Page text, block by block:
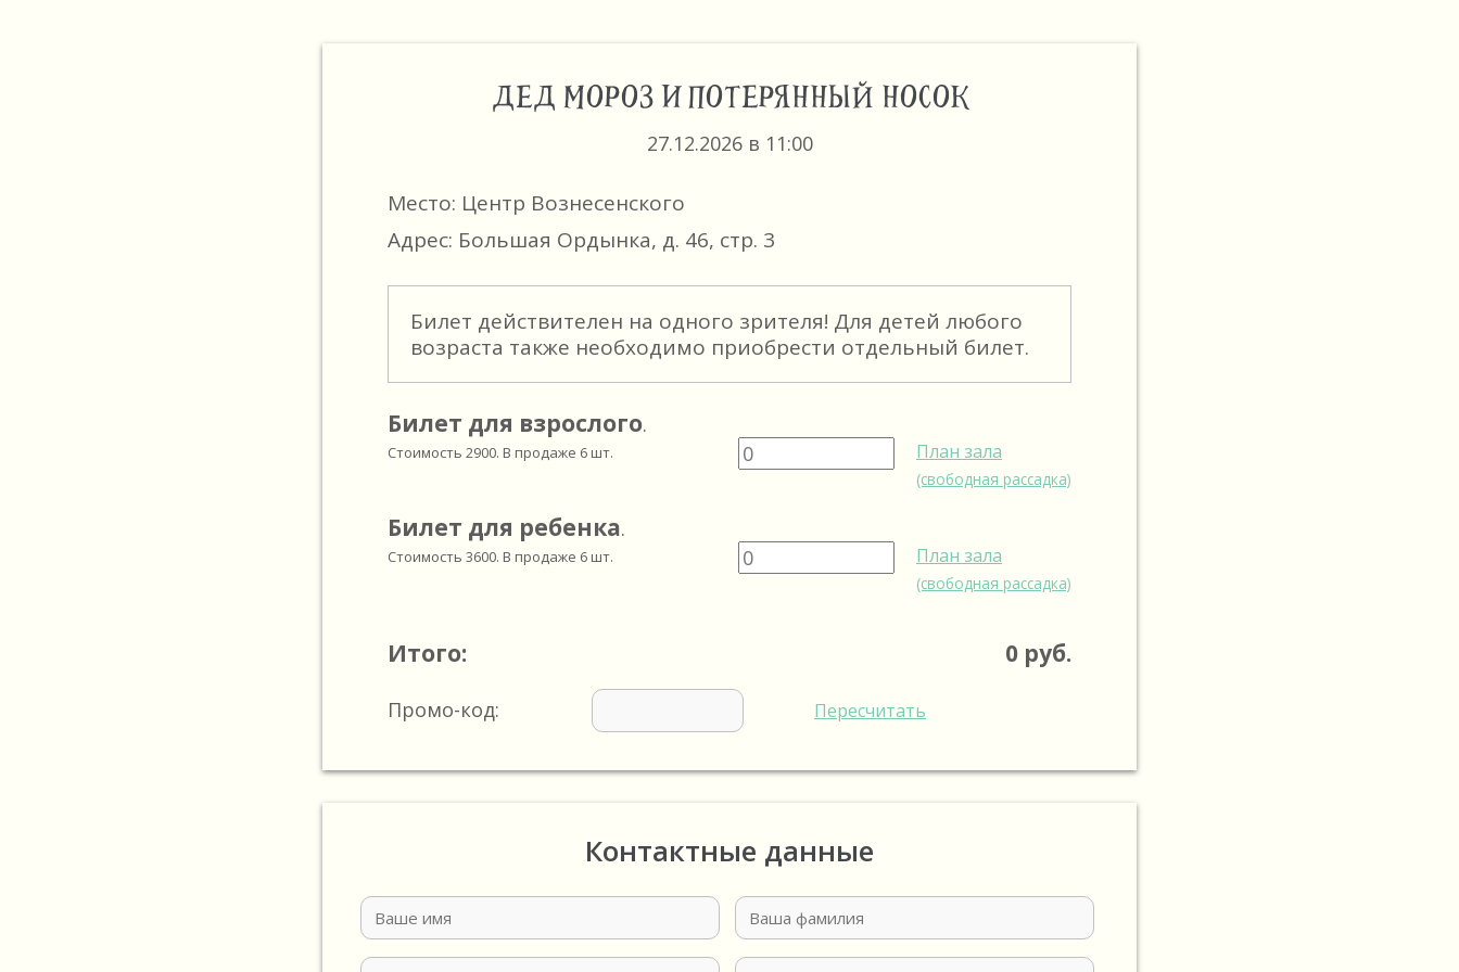
ДЕД МОРОЗ И ПОТЕРЯННЫЙ НОСОК
27.12.2026 в 11:00
Место: Центр Вознесенского
Адрес: Большая Ордынка, д. 46, стр. 3
Билет действителен на одного зрителя! Для детей любого
возраста также необходимо приобрести отдельный билет.
Билет для взрослого.
Стоимость 2900. В продаже 6 шт. План зала
(свободная рассадка)
Билет для ребенка.
Стоимость 3600. В продаже 6 шт. План зала
(свободная рассадка)
Итого: 0 руб.
Промо-код: Пересчитать
Контактные данные